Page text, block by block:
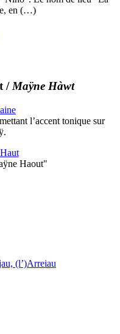
en (…)
/Maÿne Hàwt
l’accent tonique sur
Haout"
(l’)Arreiau